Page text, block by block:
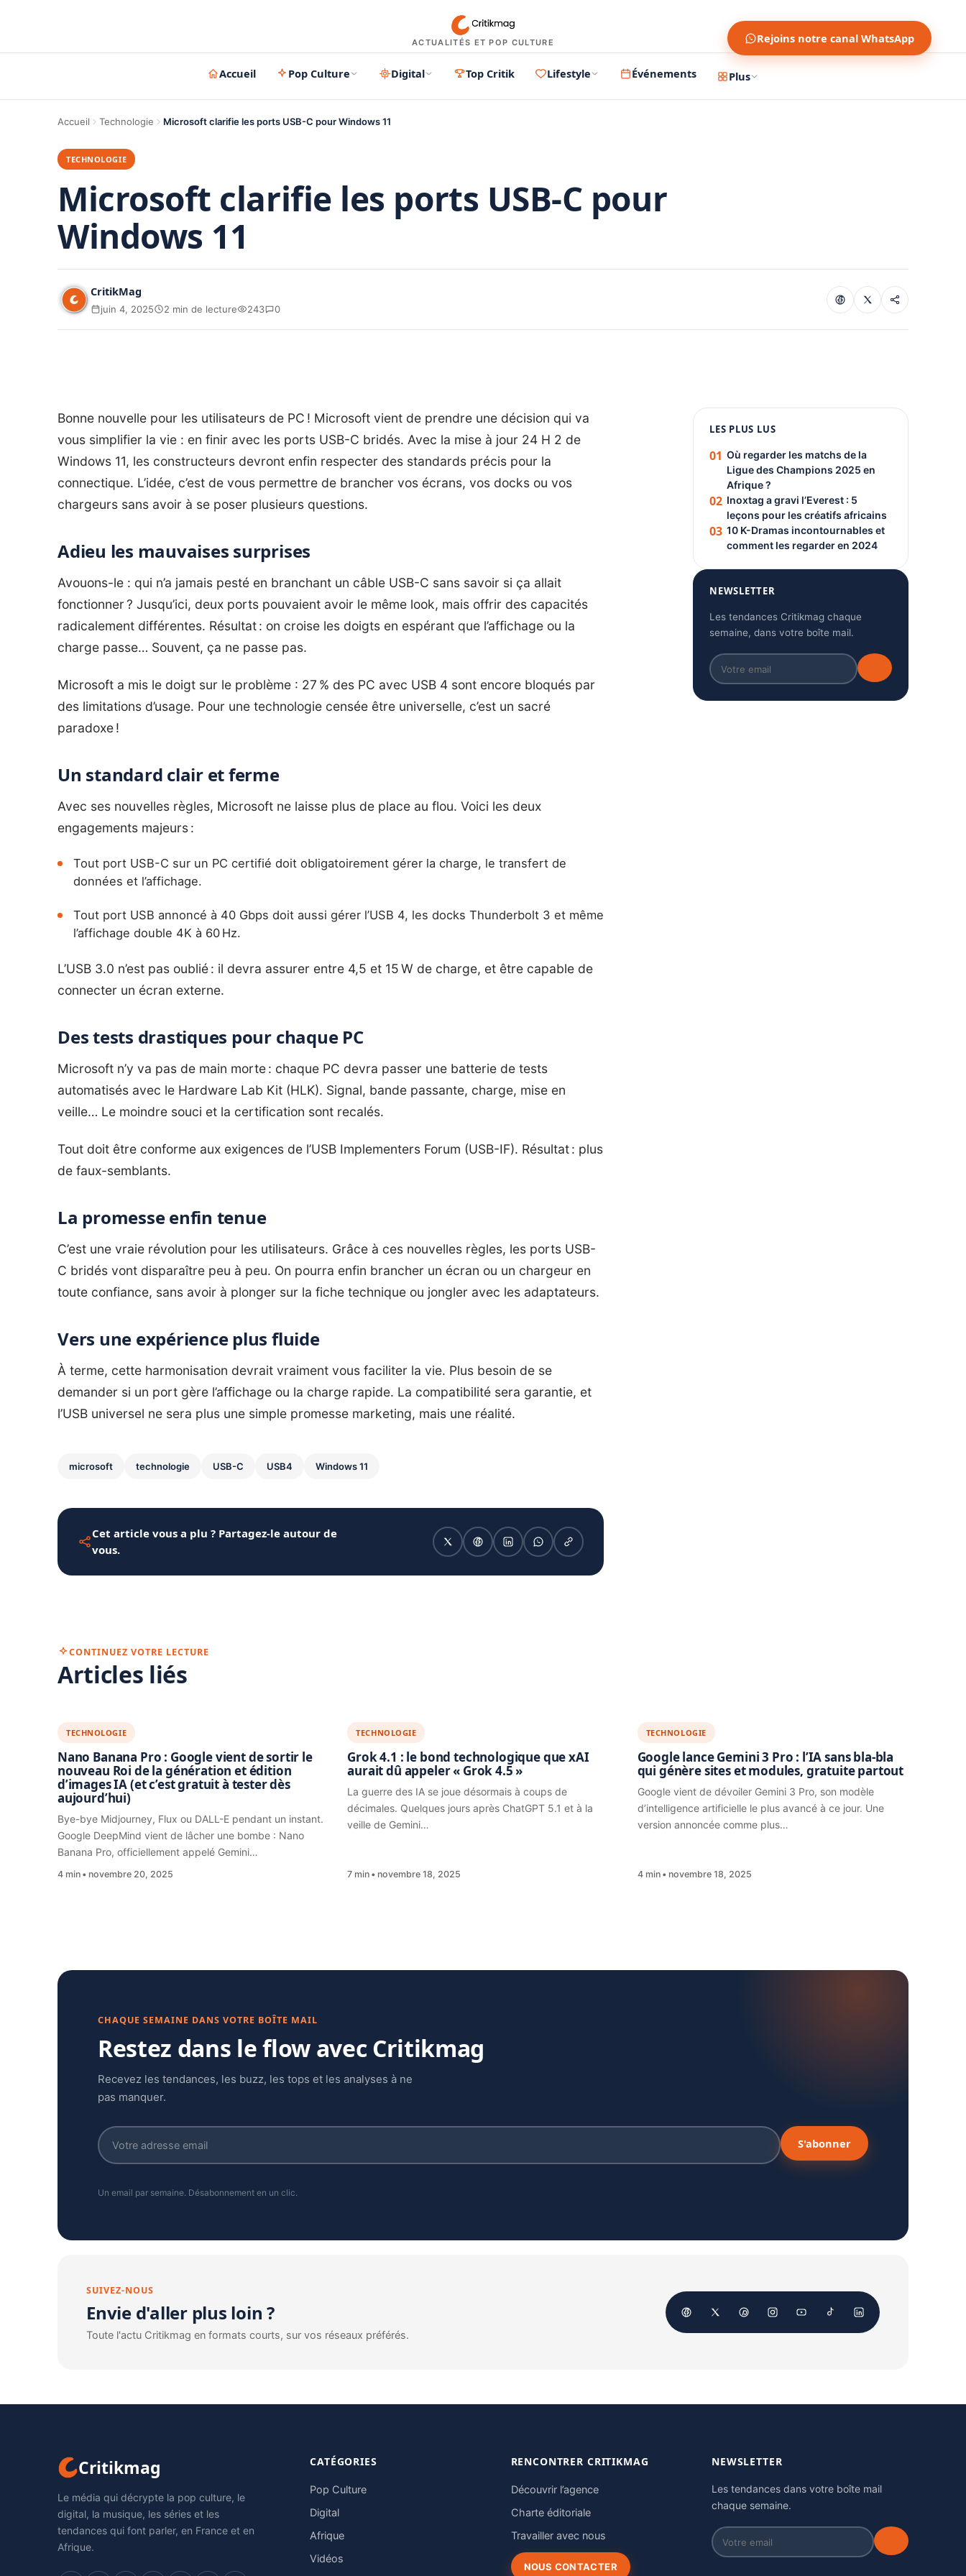
ACTUALITÉS ET POP CULTURE Rejoins notre canal WhatsApp
Accueil Pop Culture Digital Top Critik Lifestyle Événements Plus
Accueil Technologie Microsoft clarifie les ports USB-C pour Windows 11
TECHNOLOGIE
Microsoft clarifie les ports USB-C pour
Windows 11
CritikMag
juin 4, 2025 2 min de lecture 243 0
Bonne nouvelle pour les utilisateurs de PC ! Microsoft vient de prendre une décision qui va
vous simplifier la vie : en finir avec les ports USB-C bridés. Avec la mise à jour 24 H 2 de
Windows 11, les constructeurs devront enfin respecter des standards précis pour la
connectique. L’idée, c’est de vous permettre de brancher vos écrans, vos docks ou vos
chargeurs sans avoir à se poser plusieurs questions.
Adieu les mauvaises surprises
Avouons-le : qui n’a jamais pesté en branchant un câble USB-C sans savoir si ça allait
fonctionner ? Jusqu’ici, deux ports pouvaient avoir le même look, mais offrir des capacités
radicalement différentes. Résultat : on croise les doigts en espérant que l’affichage ou la
charge passe… Souvent, ça ne passe pas.
Microsoft a mis le doigt sur le problème : 27 % des PC avec USB 4 sont encore bloqués par
des limitations d’usage. Pour une technologie censée être universelle, c’est un sacré
paradoxe !
Un standard clair et ferme
Avec ses nouvelles règles, Microsoft ne laisse plus de place au flou. Voici les deux
engagements majeurs :
Tout port USB-C sur un PC certifié doit obligatoirement gérer la charge, le transfert de
données et l’affichage.
Tout port USB annoncé à 40 Gbps doit aussi gérer l’USB 4, les docks Thunderbolt 3 et même
l’affichage double 4K à 60 Hz.
L’USB 3.0 n’est pas oublié : il devra assurer entre 4,5 et 15 W de charge, et être capable de
connecter un écran externe.
Des tests drastiques pour chaque PC
Microsoft n’y va pas de main morte : chaque PC devra passer une batterie de tests
automatisés avec le Hardware Lab Kit (HLK). Signal, bande passante, charge, mise en
veille… Le moindre souci et la certification sont recalés.
Tout doit être conforme aux exigences de l’USB Implementers Forum (USB-IF). Résultat : plus
de faux-semblants.
La promesse enfin tenue
C’est une vraie révolution pour les utilisateurs. Grâce à ces nouvelles règles, les ports USB-
C bridés vont disparaître peu à peu. On pourra enfin brancher un écran ou un chargeur en
toute confiance, sans avoir à plonger sur la fiche technique ou jongler avec les adaptateurs.
Vers une expérience plus fluide
À terme, cette harmonisation devrait vraiment vous faciliter la vie. Plus besoin de se
demander si un port gère l’affichage ou la charge rapide. La compatibilité sera garantie, et
l’USB universel ne sera plus une simple promesse marketing, mais une réalité.
microsoft technologie USB-C USB4 Windows 11
Cet article vous a plu ? Partagez-le autour de
vous.
PUBLICITÉ
LES PLUS LUS
01 Où regarder les matchs de la
Ligue des Champions 2025 en
Afrique ?
02 Inoxtag a gravi l’Everest : 5
leçons pour les créatifs africains
03 10 K-Dramas incontournables et
comment les regarder en 2024
NEWSLETTER
Les tendances Critikmag chaque
semaine, dans votre boîte mail.
CONTINUEZ VOTRE LECTURE
Articles liés
TECHNOLOGIE
Nano Banana Pro : Google vient de sortir le
nouveau Roi de la génération et édition
d’images IA (et c’est gratuit à tester dès
aujourd’hui)
Bye-bye Midjourney, Flux ou DALL-E pendant un instant.
Google DeepMind vient de lâcher une bombe : Nano
Banana Pro, officiellement appelé Gemini…
4 min novembre 20, 2025
TECHNOLOGIE
Grok 4.1 : le bond technologique que xAI
aurait dû appeler « Grok 4.5 »
La guerre des IA se joue désormais à coups de
décimales. Quelques jours après ChatGPT 5.1 et à la
veille de Gemini…
7 min novembre 18, 2025
TECHNOLOGIE
Google lance Gemini 3 Pro : l’IA sans bla-bla
qui génère sites et modules, gratuite partout
Google vient de dévoiler Gemini 3 Pro, son modèle
d’intelligence artificielle le plus avancé à ce jour. Une
version annoncée comme plus…
4 min novembre 18, 2025
CHAQUE SEMAINE DANS VOTRE BOÎTE MAIL
Restez dans le flow avec Critikmag
Recevez les tendances, les buzz, les tops et les analyses à ne
pas manquer.
S'abonner
Un email par semaine. Désabonnement en un clic.
SUIVEZ-NOUS
Envie d'aller plus loin ?
Toute l'actu Critikmag en formats courts, sur vos réseaux préférés.
Critikmag
Le média qui décrypte la pop culture, le
digital, la musique, les séries et les
tendances qui font parler, en France et en
Afrique.
CATÉGORIES
Pop Culture
Digital
Afrique
Vidéos
RENCONTRER CRITIKMAG
Découvrir l’agence
Charte éditoriale
Travailler avec nous
NOUS CONTACTER
NEWSLETTER
Les tendances dans votre boîte mail
chaque semaine.